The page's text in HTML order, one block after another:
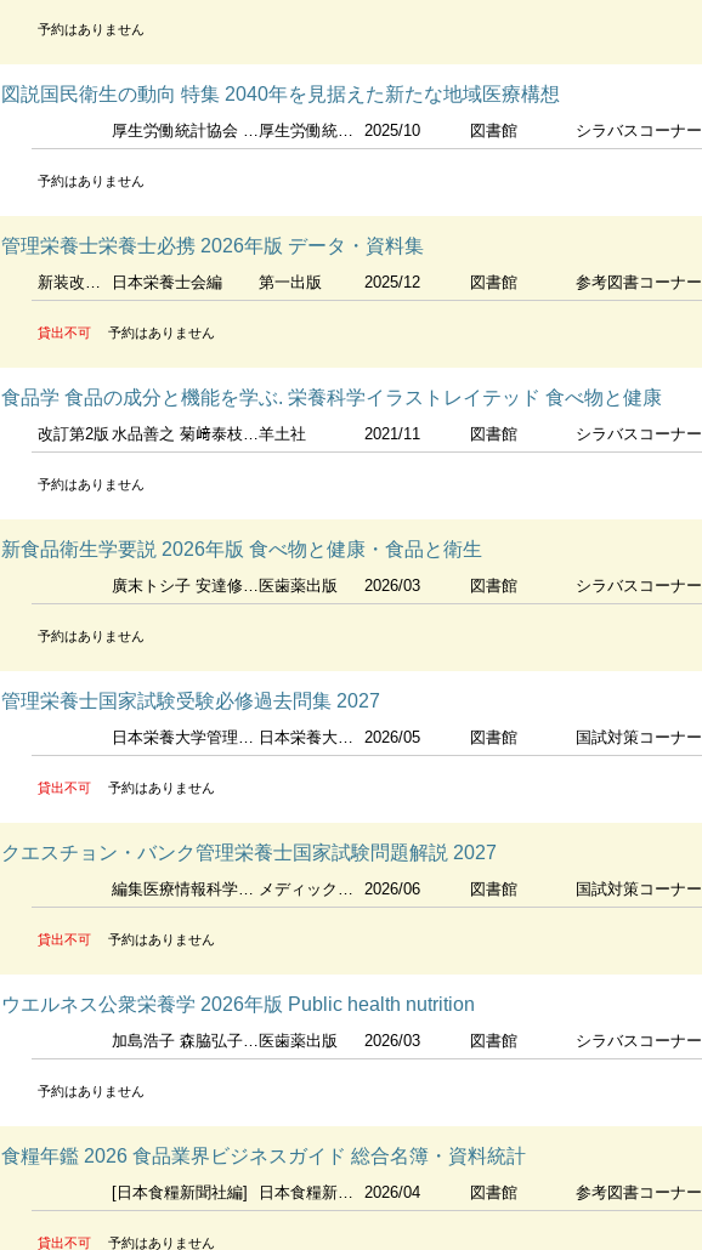
予約はありません
図説国民衛生の動向 特集 2040年を見据えた新たな地域医療構想
厚生労働統計協会 [編集] 厚生労働統計協会 2025/10 図書館 シラバスコーナー
予約はありません
管理栄養士栄養士必携 2026年版 データ・資料集
新装改訂第17版 日本栄養士会編 第一出版 2025/12 図書館 参考図書コーナー
貸出不可 予約はありません
食品学 食品の成分と機能を学ぶ. 栄養科学イラストレイテッド 食べ物と健康
改訂第2版 水品善之 菊﨑泰枝 小西洋太郎編 羊土社 2021/11 図書館 シラバスコーナー
予約はありません
新食品衛生学要説 2026年版 食べ物と健康・食品と衛生
廣末トシ子 安達修一編 医歯薬出版 2026/03 図書館 シラバスコーナー
予約はありません
管理栄養士国家試験受験必修過去問集 2027
日本栄養大学管理栄養士国家試験対策委員会編 日本栄養大学出版部 2026/05 図書館 国試対策コーナー
貸出不可 予約はありません
クエスチョン・バンク管理栄養士国家試験問題解説 2027
編集医療情報科学研究所 メディックメディア 2026/06 図書館 国試対策コーナー
貸出不可 予約はありません
ウエルネス公衆栄養学 2026年版 Public health nutrition
加島浩子 森脇弘子 寄谷博子編集 医歯薬出版 2026/03 図書館 シラバスコーナー
予約はありません
食糧年鑑 2026 食品業界ビジネスガイド 総合名簿・資料統計
[日本食糧新聞社編] 日本食糧新聞社 2026/04 図書館 参考図書コーナー
貸出不可 予約はありません